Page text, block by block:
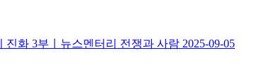
진화 3부ㅣ뉴스멘터리 전쟁과 사람 2025-09-05